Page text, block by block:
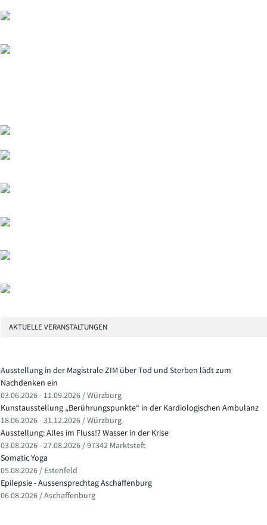
AKTUELLE VERANSTALTUNGEN
Ausstellung in der Magistrale ZIM über Tod und Sterben lädt zum
Nachdenken ein
03.06.2026 - 11.09.2026 / Würzburg
Kunstausstellung „Berührungspunkte“ in der Kardiologischen Ambulanz
18.06.2026 - 31.12.2026 / Würzburg
Ausstellung: Alles im Fluss!? Wasser in der Krise
03.08.2026 - 27.08.2026 / 97342 Marktsteft
Somatic Yoga
05.08.2026 / Estenfeld
Epilepsie - Aussensprechtag Aschaffenburg
06.08.2026 / Aschaffenburg